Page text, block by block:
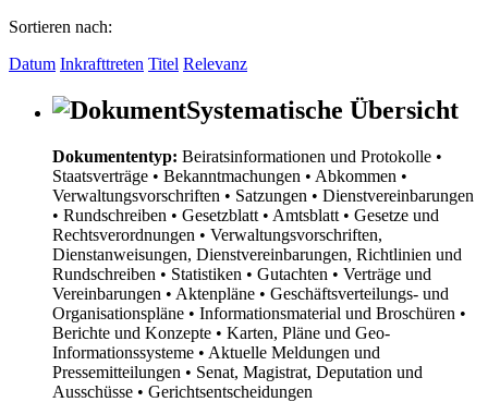
Sortieren nach:
Datum Inkrafttreten Titel Relevanz
Systematische Übersicht
Dokumententyp: Beiratsinformationen und Protokolle •
Staatsverträge • Bekanntmachungen • Abkommen •
Verwaltungsvorschriften • Satzungen • Dienstvereinbarungen
• Rundschreiben • Gesetzblatt • Amtsblatt • Gesetze und
Rechtsverordnungen • Verwaltungsvorschriften,
Dienstanweisungen, Dienstvereinbarungen, Richtlinien und
Rundschreiben • Statistiken • Gutachten • Verträge und
Vereinbarungen • Aktenpläne • Geschäftsverteilungs- und
Organisationspläne • Informationsmaterial und Broschüren •
Berichte und Konzepte • Karten, Pläne und Geo-
Informationssysteme • Aktuelle Meldungen und
Pressemitteilungen • Senat, Magistrat, Deputation und
Ausschüsse • Gerichtsentscheidungen